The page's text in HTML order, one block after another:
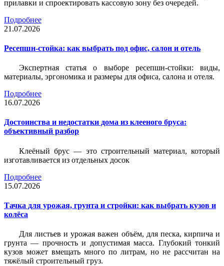
прилавки и спроектировать кассовую зону без очередей.
Подробнее
21.07.2026
Ресепшн-стойка: как выбрать под офис, салон и отель
Экспертная статья о выборе ресепшн-стойки: виды,
материалы, эргономика и размеры для офиса, салона и отеля.
Подробнее
16.07.2026
Достоинства и недостатки дома из клееного бруса:
объективный разбор
Клеёный брус — это строительный материал, который
изготавливается из отдельных досок
Подробнее
15.07.2026
Тачка для урожая, грунта и стройки: как выбрать кузов и
колёса
Для листьев и урожая важен объём, для песка, кирпича и
грунта — прочность и допустимая масса. Глубокий тонкий
кузов может вмещать много по литрам, но не рассчитан на
тяжёлый строительный груз.